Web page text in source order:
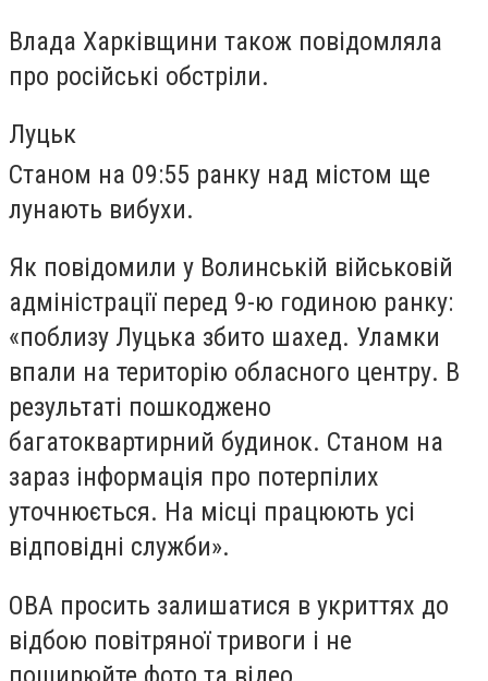
Влада Харківщини також повідомляла
про російські обстріли.
Луцьк
Станом на 09:55 ранку над містом ще
лунають вибухи.
Як повідомили у Волинській військовій
адміністрації перед 9-ю годиною ранку:
«поблизу Луцька збито шахед. Уламки
впали на територію обласного центру. В
результаті пошкоджено
багатоквартирний будинок. Станом на
зараз інформація про потерпілих
уточнюється. На місці працюють усі
відповідні служби».
ОВА просить залишатися в укриттях до
відбою повітряної тривоги і не